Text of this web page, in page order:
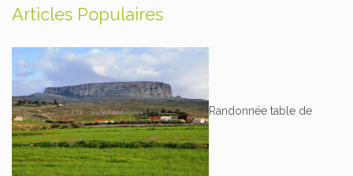
Articles Populaires
Randonnée table de